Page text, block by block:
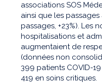
associations SOS
ainsi que les passages
passages, +23%). Les
hospitalisations et
augmentaient de
(données non
399 patients COVID-
419 en soins critiques.